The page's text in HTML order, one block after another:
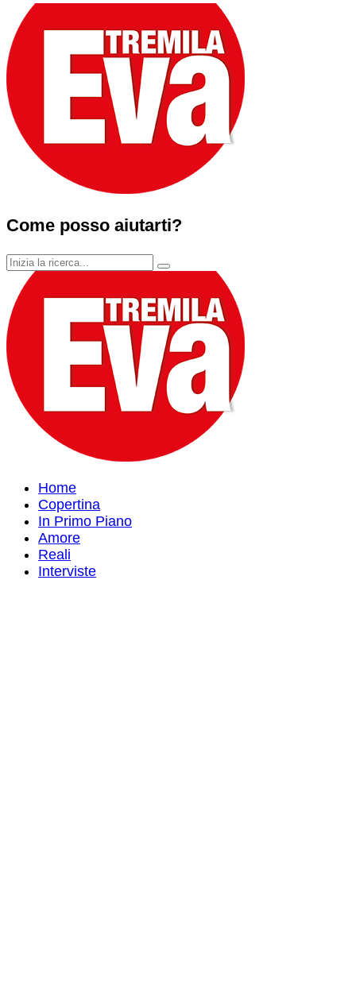
Come posso aiutarti?
Home
Copertina
In Primo Piano
Amore
Reali
Interviste